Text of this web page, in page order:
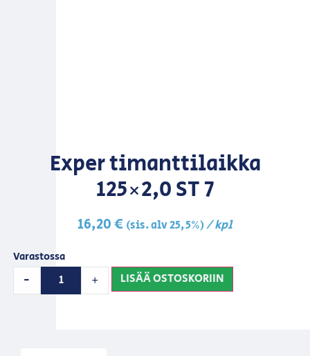
Exper timanttilaikka
125×2,0 ST 7
16,20€ (sis. alv 25,5%)/ kpl
Varastossa
- + LISÄÄ OSTOSKORIIN